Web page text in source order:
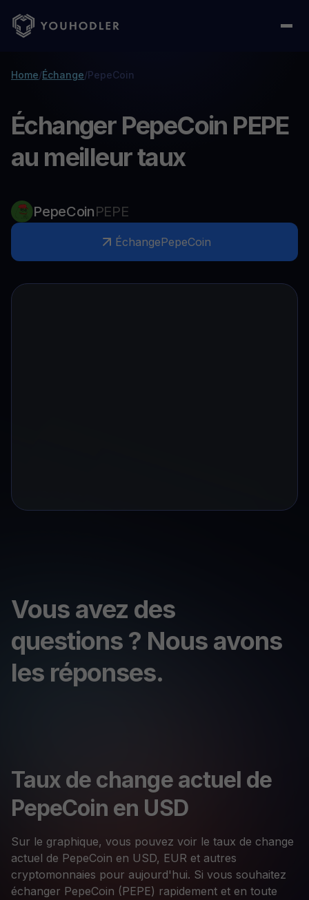
Home/Échange/PepeCoin
Échanger PepeCoin PEPE
au meilleur taux
PepeCoinPEPE
ÉchangePepeCoin
Vous avez des
questions ? Nous avons
les réponses.
Taux de change actuel de
PepeCoin en USD
Sur le graphique, vous pouvez voir le taux de change
actuel de PepeCoin en USD, EUR et autres
cryptomonnaies pour aujourd'hui. Si vous souhaitez
échanger PepeCoin (PEPE) rapidement et en toute